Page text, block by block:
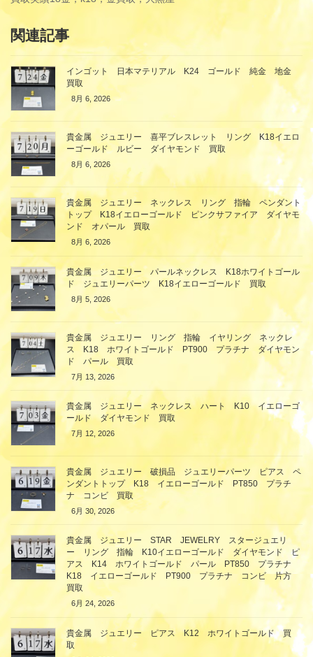
関連記事
インゴット 日本マテリアル K24 ゴールド 純金 地金
買取
8月 6, 2026
貴金属 ジュエリー 喜平ブレスレット リング K18イエロ
ーゴールド ルビー ダイヤモンド 買取
8月 6, 2026
貴金属 ジュエリー ネックレス リング 指輪 ペンダント
トップ K18イエローゴールド ピンクサファイア ダイヤモ
ンド オパール 買取
8月 6, 2026
貴金属 ジュエリー パールネックレス K18ホワイトゴール
ド ジュエリーパーツ K18イエローゴールド 買取
8月 5, 2026
貴金属 ジュエリー リング 指輪 イヤリング ネックレ
ス K18 ホワイトゴールド PT900 プラチナ ダイヤモン
ド パール 買取
7月 13, 2026
貴金属 ジュエリー ネックレス ハート K10 イエローゴ
ールド ダイヤモンド 買取
7月 12, 2026
貴金属 ジュエリー 破損品 ジュエリーパーツ ピアス ペ
ンダントトップ K18 イエローゴールド PT850 プラチ
ナ コンビ 買取
6月 30, 2026
貴金属 ジュエリー STAR JEWELRY スタージュエリ
ー リング 指輪 K10イエローゴールド ダイヤモンド ピ
アス K14 ホワイトゴールド パール PT850 プラチナ
K18 イエローゴールド PT900 プラチナ コンビ 片方
買取
6月 24, 2026
貴金属 ジュエリー ピアス K12 ホワイトゴールド 買
取